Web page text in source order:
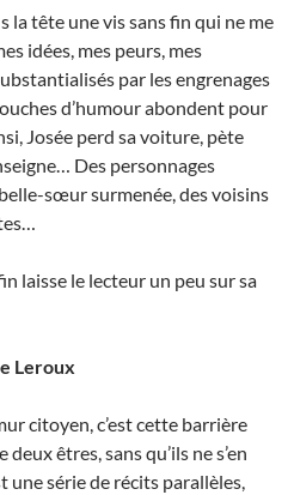
la tête une vis sans fin qui ne me
idées, mes peurs, mes
par les engrenages
d’humour abondent pour
Josée perd sa voiture, pète
Des personnages
sœur surmenée, des voisins
laisse le lecteur un peu sur sa
Leroux
citoyen, c’est cette barrière
êtres, sans qu’ils ne s’en
une série de récits parallèles,